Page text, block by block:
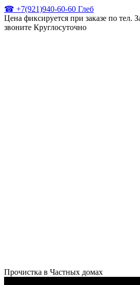
☎ +7(921)940-60-60 Глеб
Цена фиксируется при заказе по тел.
звоните Круглосуточно
Прочистка в Частных домах